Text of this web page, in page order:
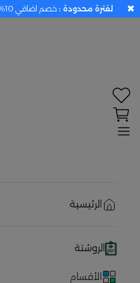
الرئيسية
الروشتة
الأقسام
لفترة محدودة : خصم اضافي 10% علي اول اوردر ليك بكوبون ✖